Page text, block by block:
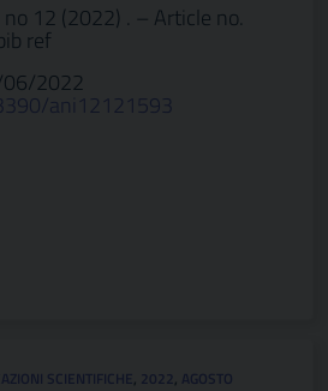
12 (2022) . – Article no.
ref
06/2022
ani12121593
SCIENTIFICHE, 2022, AGOSTO